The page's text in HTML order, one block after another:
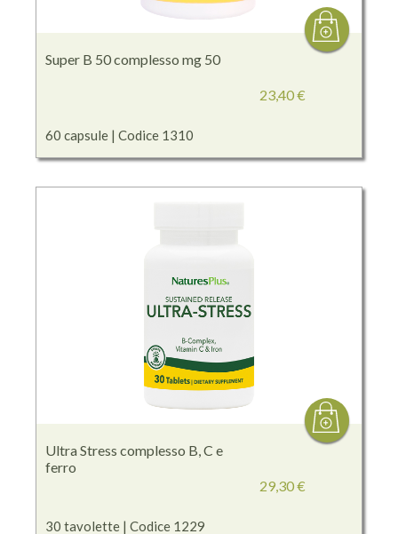
Super B 50 complesso mg 50
60 capsule | Codice 1310
23,40 €
Ultra Stress complesso B, C e
ferro
30 tavolette | Codice 1229
29,30 €